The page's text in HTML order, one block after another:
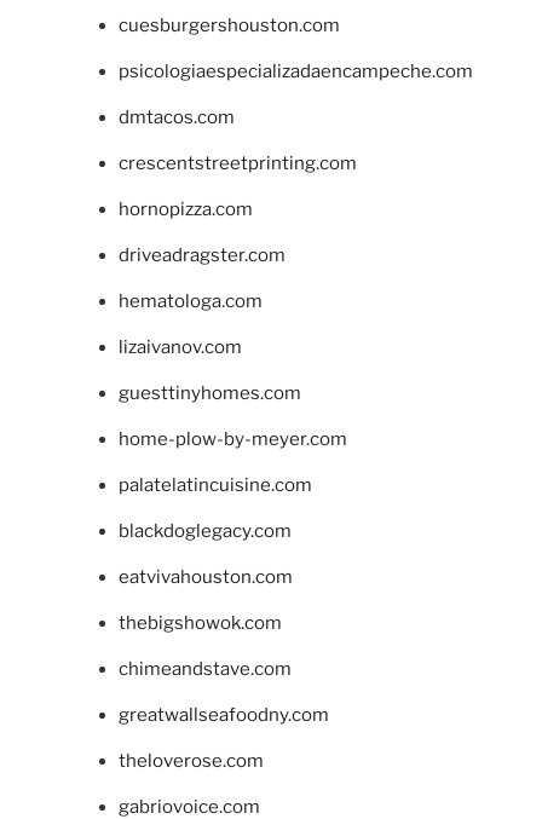
cuesburgershouston.com
psicologiaespecializadaencampeche.com
dmtacos.com
crescentstreetprinting.com
hornopizza.com
driveadragster.com
hematologa.com
lizaivanov.com
guesttinyhomes.com
home-plow-by-meyer.com
palatelatincuisine.com
blackdoglegacy.com
eatvivahouston.com
thebigshowok.com
chimeandstave.com
greatwallseafoodny.com
theloverose.com
gabriovoice.com